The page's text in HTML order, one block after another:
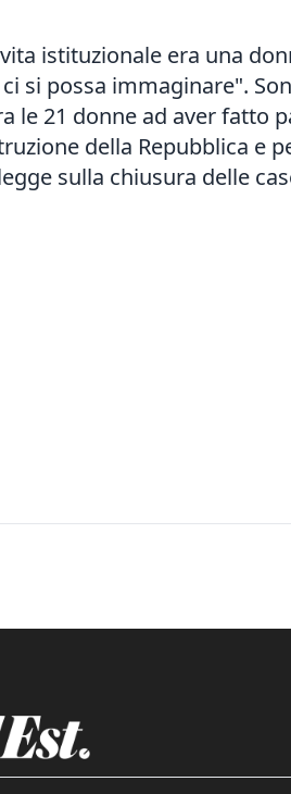
istituzionale era una
si possa immaginare".
le 21 donne ad aver fatto
della Repubblica e
sulla chiusura delle